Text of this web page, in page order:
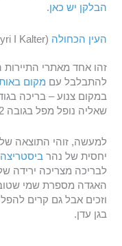
הבלקן יש כאן.
העין הכחולה (Syri I Kalter)
זהו אחד מאתרי התיירות
להתבלבל עם מקום
שאליה נופל מפל בגובה 12 מטר.
למעשה, זוהי התוצאה
יחסית של נהר ביסטריצה
האגדה מספרת שמי
בגן עדן.